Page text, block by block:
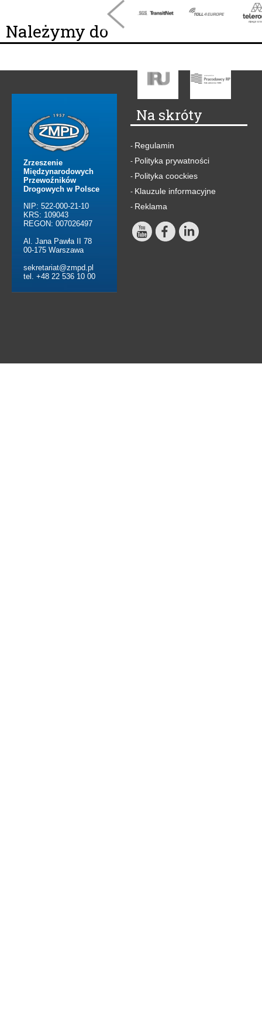
Należymy do
Zrzeszenie
Międzynarodowych
Przewoźników
Drogowych w Polsce
NIP: 522-000-21-10
KRS: 109043
REGON: 007026497
Al. Jana Pawła II 78
00-175 Warszawa
sekretariat@zmpd.pl
tel. +48 22 536 10 00
Na skróty
- Regulamin
- Polityka prywatności
- Polityka coockies
- Klauzule informacyjne
- Reklama